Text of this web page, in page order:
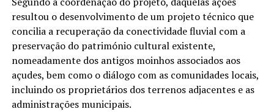
resultou o desenvolvimento de um projeto técnico que
concilia a recuperação da conectividade fluvial com a
preservação do património cultural existente,
nomeadamente dos antigos moinhos associados aos
açudes, bem como o diálogo com as comunidades locais,
incluindo os proprietários dos terrenos adjacentes e as
administrações municipais.